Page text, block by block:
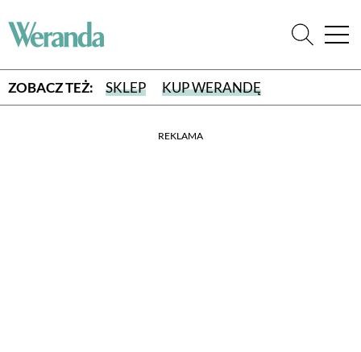
ZOBACZ TEŻ: SKLEP KUP WERANDĘ
REKLAMA